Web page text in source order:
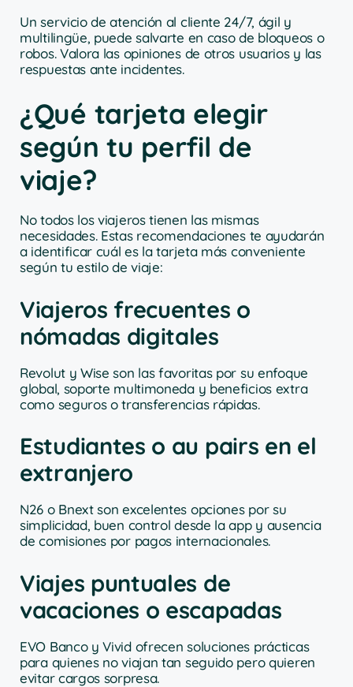
Un servicio de atención al cliente 24/7, ágil y
multilingüe, puede salvarte en caso de bloqueos o
robos. Valora las opiniones de otros usuarios y las
respuestas ante incidentes.
¿Qué tarjeta elegir
según tu perfil de
viaje?
No todos los viajeros tienen las mismas
necesidades. Estas recomendaciones te ayudarán
a identificar cuál es la tarjeta más conveniente
según tu estilo de viaje:
Viajeros frecuentes o
nómadas digitales
Revolut y Wise son las favoritas por su enfoque
global, soporte multimoneda y beneficios extra
como seguros o transferencias rápidas.
Estudiantes o au pairs en el
extranjero
N26 o Bnext son excelentes opciones por su
simplicidad, buen control desde la app y ausencia
de comisiones por pagos internacionales.
Viajes puntuales de
vacaciones o escapadas
EVO Banco y Vivid ofrecen soluciones prácticas
para quienes no viajan tan seguido pero quieren
evitar cargos sorpresa.